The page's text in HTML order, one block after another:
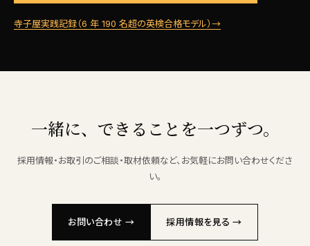
寺子屋実践記録（6 年 190 名超の英検合格モデル）→
一緒に、できることを一つずつ。
採用情報・お取引のご相談・取材依頼など、お気軽にお問い合わせくださ
い。
お問い合わせ → 採用情報を見る →